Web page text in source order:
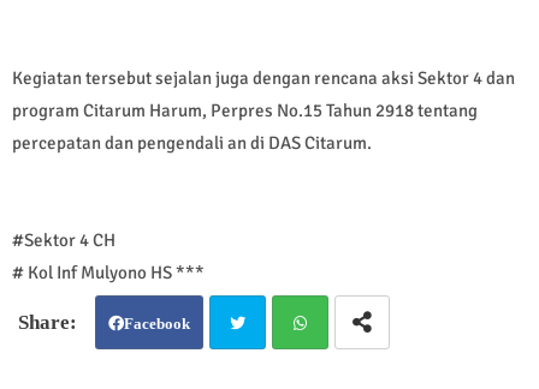
Kegiatan tersebut sejalan juga dengan rencana aksi Sektor 4 dan
program Citarum Harum, Perpres No.15 Tahun 2918 tentang
percepatan dan pengendali an di DAS Citarum.
#Sektor 4 CH
# Kol Inf Mulyono HS ***
Facebook